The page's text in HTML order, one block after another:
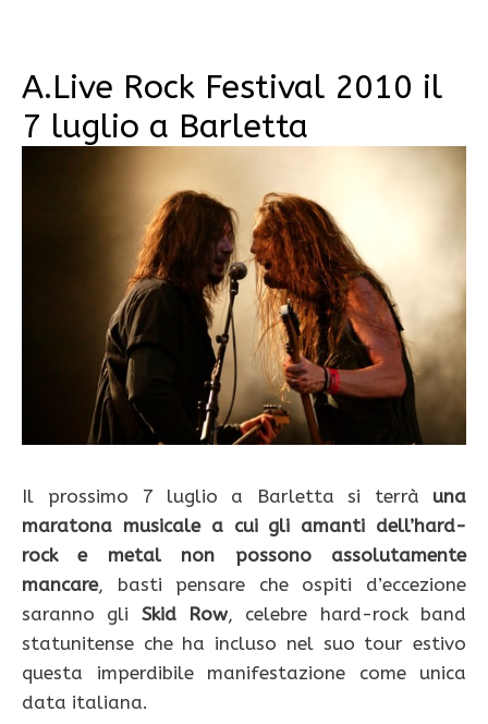
A.Live Rock Festival 2010 il
7 luglio a Barletta
Il prossimo 7 luglio a Barletta si terrà una
maratona musicale a cui gli amanti dell’hard-
rock e metal non possono assolutamente
mancare, basti pensare che ospiti d’eccezione
saranno gli Skid Row, celebre hard-rock band
statunitense che ha incluso nel suo tour estivo
questa imperdibile manifestazione come unica
data italiana.